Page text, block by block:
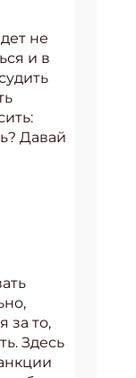
не
и в
Давай
за то,
Здесь